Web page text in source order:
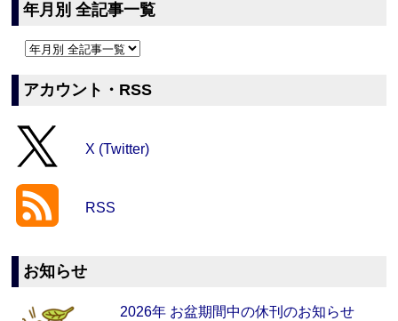
年月別 全記事一覧
アカウント・RSS
X (Twitter)
RSS
お知らせ
2026年 お盆期間中の休刊のお知らせ